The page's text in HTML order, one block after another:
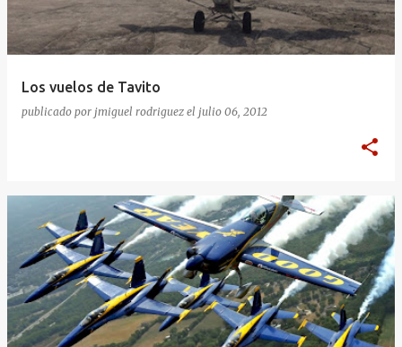
Los vuelos de Tavito
publicado por jmiguel rodriguez el julio 06, 2012